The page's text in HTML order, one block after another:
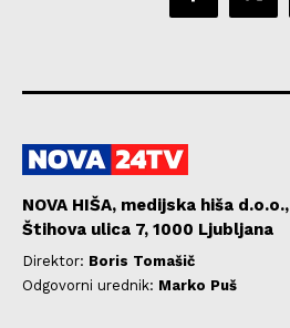
NOVA HIŠA, medijska hiša d.o.o.,
Štihova ulica 7, 1000 Ljubljana
Direktor: Boris Tomašič
Odgovorni urednik: Marko Puš